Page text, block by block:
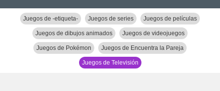
Juegos de -etiqueta- Juegos de series Juegos de películas
Juegos de dibujos animados Juegos de videojuegos
Juegos de Pokémon Juegos de Encuentra la Pareja
Juegos de Televisión